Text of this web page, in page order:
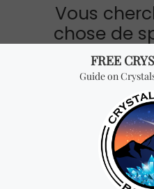
Vous
chose de
un coup